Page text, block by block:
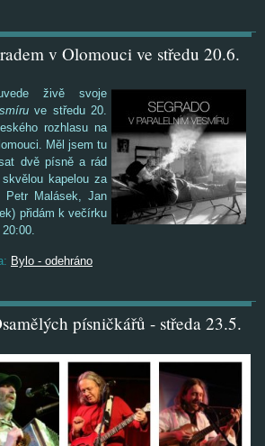
v Olomouci ve středu 20.6.
živě svoje
ve středu 20.
rozhlasu na
Měl jsem tu
dvě písně a rád
kapelou za
Petr Malásek, Jan
přidám k večírku
0.
Bylo - odehráno
písničkářů - středa 23.5.